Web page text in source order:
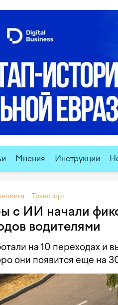
Мнения Инструкции
Транспорт
с ИИ начали
водителями
на 10 переходах и
они появится еще на